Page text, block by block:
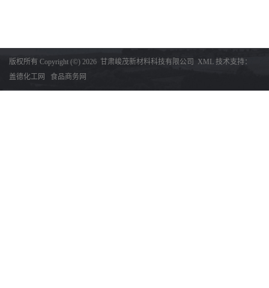
版权所有 Copyright (©) 2026 甘肃峻茂新材料科技有限公司 XML 技术支持：
盖德化工网
食品商务网